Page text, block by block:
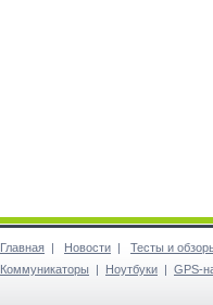
Главная | Новости | Тесты и
Коммуникаторы | Ноутбуки | GPS-